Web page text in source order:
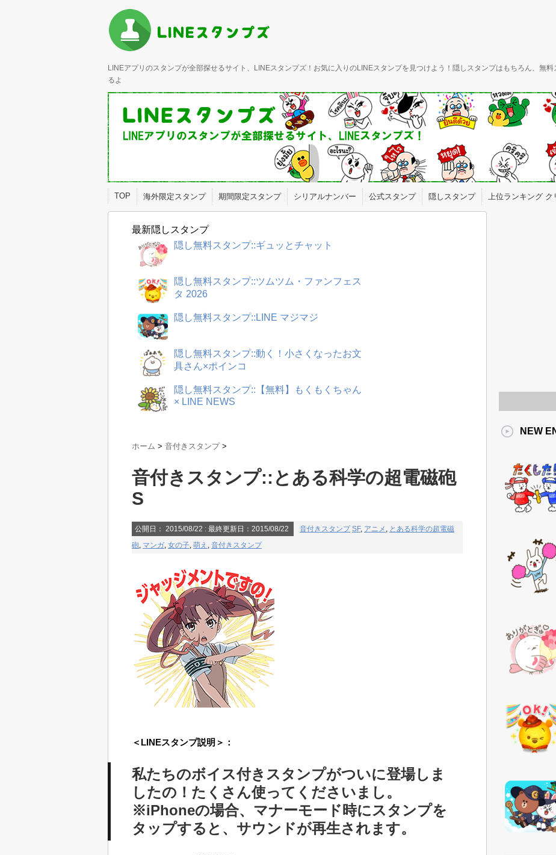
LINEアプリのスタンプが全部探せるサイト、LINEスタンプズ！お気に入りのLINEスタンプを見つけよう！隠しスタンプはもちろん、無
るよ
TOP 海外限定スタンプ 期間限定スタンプ シリアルナンバー 公式スタンプ 隠しスタンプ 上位ランキング ク
最新隠しスタンプ
隠し無料スタンプ::ギュッとチャット
隠し無料スタンプ::ツムツム・ファンフェス
タ 2026
隠し無料スタンプ::LINE マジマジ
隠し無料スタンプ::動く！小さくなったお文
具さん×ポインコ
隠し無料スタンプ::【無料】もくもくちゃん
× LINE NEWS
ホーム > 音付きスタンプ >
音付きスタンプ::とある科学の超電磁砲
S
公開日： 2015/08/22 : 最終更新日：2015/08/22 音付きスタンプ SF, アニメ , とある科学の超電磁
砲, マンガ, 女の子, 萌え , 音付きスタンプ
＜LINEスタンプ説明＞：
私たちのボイス付きスタンプがついに登場しま
したの！たくさん使ってくださいまし。
※iPhoneの場合、マナーモード時にスタンプを
タップすると、サウンドが再生されます。
NEW